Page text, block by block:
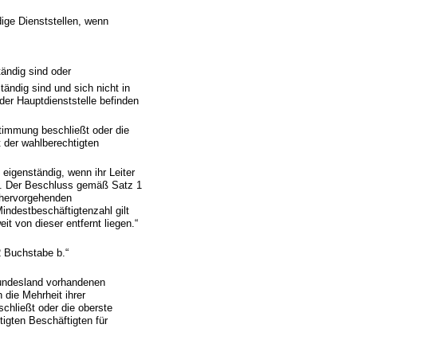
Dienststellen, wenn
sind oder
sind und sich nicht in
Hauptdienststelle befinden
beschließt oder die
wahlberechtigten
wenn ihr Leiter
Der Beschluss gemäß Satz 1
gilt
von dieser entfernt liegen.“
b.“
vorhandenen
die Mehrheit ihrer
oder die oberste
Beschäftigten für